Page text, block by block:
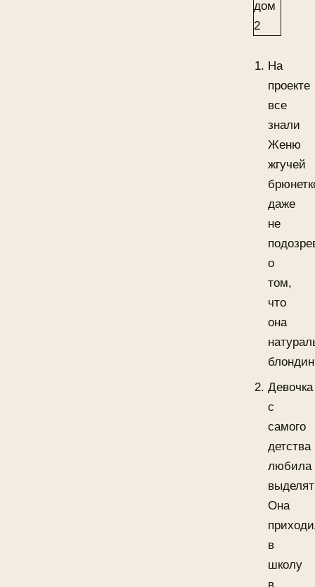
На
проекте
все
знали
Женю
жгучей
даже
не
о
том,
что
она
Девочка
с
самого
детства
любила
Она
в
школу
в